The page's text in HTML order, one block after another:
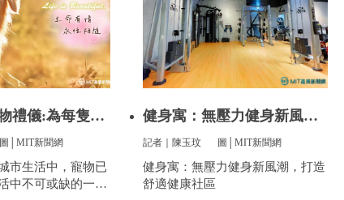
禮儀:為每隻愛
圖│MIT新聞網
市生活中，寵物已
中不可或缺的一部
健身寓：無壓力健身新風
潮，打造舒
記者｜陳玉玟 圖│MIT新聞網
健身寓：無壓力健身新風潮，打造
舒適健康社區